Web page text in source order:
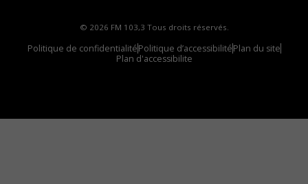
© 2026 FM 103,3 Tous droits réservés.
Politique de confidentialitéPolitique d’accessibilitéPlan du site
Plan d'accessibilite